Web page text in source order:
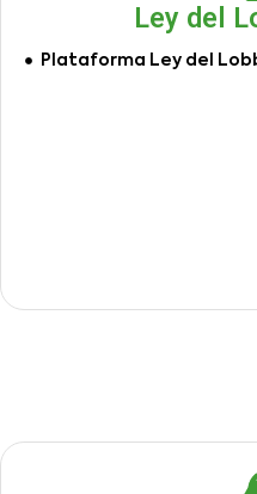
Ley del
Plataforma Ley del